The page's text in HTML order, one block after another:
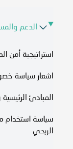
الدعم
استراتيجية أمن
اشعار سياسة
المبادئ
سياسة استخدام
الربحي